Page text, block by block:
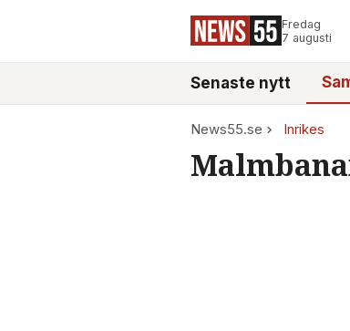
Fredag
7 augusti
Senaste nytt
News55.se Inrikes